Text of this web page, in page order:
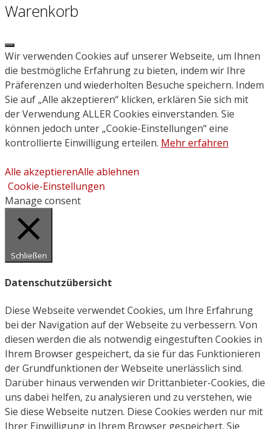
Warenkorb
Close
Wir verwenden Cookies auf unserer Webseite, um Ihnen
die bestmögliche Erfahrung zu bieten, indem wir Ihre
Präferenzen und wiederholten Besuche speichern. Indem
Sie auf „Alle akzeptieren“ klicken, erklären Sie sich mit
der Verwendung ALLER Cookies einverstanden. Sie
können jedoch unter „Cookie-Einstellungen“ eine
kontrollierte Einwilligung erteilen. Mehr erfahren
Alle akzeptierenAlle ablehnen
Cookie-Einstellungen
Manage consent
Schließen
Datenschutzübersicht
Diese Webseite verwendet Cookies, um Ihre Erfahrung
bei der Navigation auf der Webseite zu verbessern. Von
diesen werden die als notwendig eingestuften Cookies in
Ihrem Browser gespeichert, da sie für das Funktionieren
der Grundfunktionen der Webseite unerlässlich sind.
Darüber hinaus verwenden wir Drittanbieter-Cookies, die
uns dabei helfen, zu analysieren und zu verstehen, wie
Sie diese Webseite nutzen. Diese Cookies werden nur mit
Ihrer Einwilligung in Ihrem Browser gespeichert. Sie